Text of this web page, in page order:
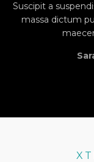
Suscipit a
massa dictum